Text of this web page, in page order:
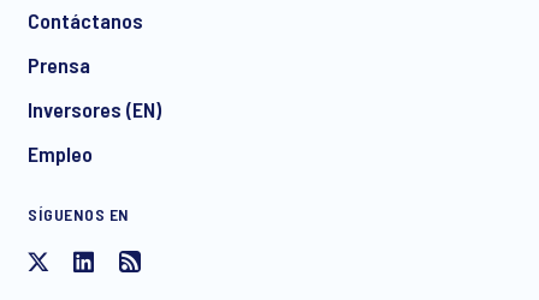
communication about products and services including
invitations to free events and articles from Ipsos. You may
withdraw your consent at any time with effect for the future.
Contáctanos
Prensa
Inversores (EN)
Empleo
SÍGUENOS EN